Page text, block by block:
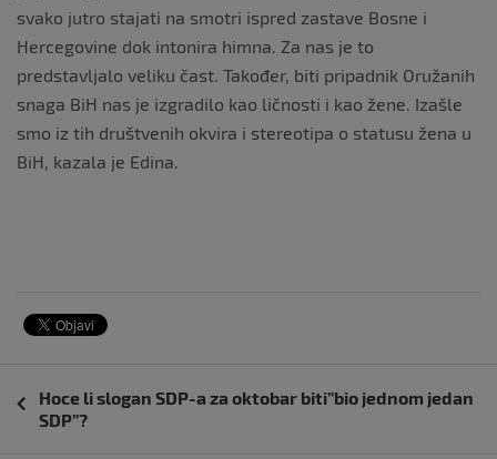
svako jutro stajati na smotri ispred zastave Bosne i
Hercegovine dok intonira himna. Za nas je to
predstavljalo veliku čast. Također, biti pripadnik Oružanih
snaga BiH nas je izgradilo kao ličnosti i kao žene. Izašle
smo iz tih društvenih okvira i stereotipa o statusu žena u
BiH, kazala je Edina.
objava
Hoce li slogan SDP-a za oktobar biti”bio jednom jedan
SDP”?